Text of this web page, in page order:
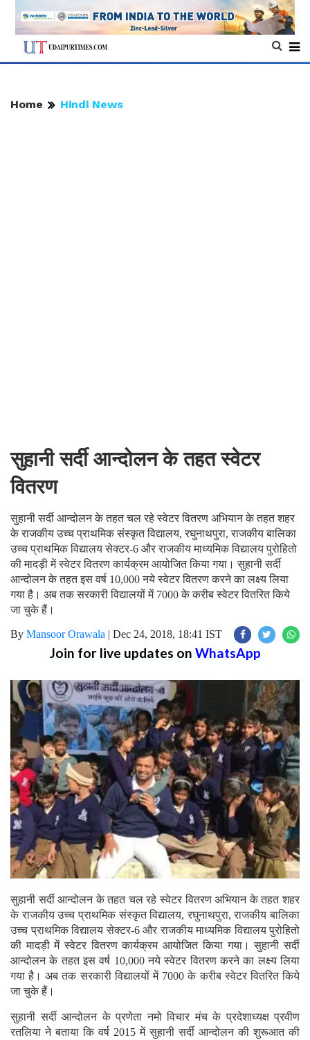
Home Hindi News
सुहानी सर्दी आन्दोलन के तहत स्वेटर
वितरण
सुहानी सर्दी आन्दोलन के तहत चल रहे स्वेटर वितरण अभियान के तहत शहर
के राजकीय उच्च प्राथमिक संस्कृत विद्यालय, रघुनाथपुरा, राजकीय बालिका
उच्च प्राथमिक विद्यालय सेक्टर-6 और राजकीय माध्यमिक विद्यालय पुरोहितो
की मादड़ी में स्वेटर वितरण कार्यक्रम आयोजित किया गया। सुहानी सर्दी
आन्दोलन के तहत इस वर्ष 10,000 नये स्वेटर वितरण करने का लक्ष्य लिया
गया है। अब तक सरकारी विद्यालयों में 7000 के करीब स्वेटर वितरित किये
जा चुके हैं।
By Mansoor Orawala | Dec 24, 2018, 18:41 IST
Join for live updates on WhatsApp
सुहानी सर्दी आन्दोलन के तहत चल रहे स्वेटर वितरण अभियान के तहत शहर
के राजकीय उच्च प्राथमिक संस्कृत विद्यालय, रघुनाथपुरा, राजकीय बालिका
उच्च प्राथमिक विद्यालय सेक्टर-6 और राजकीय माध्यमिक विद्यालय पुरोहितो
की मादड़ी में स्वेटर वितरण कार्यक्रम आयोजित किया गया। सुहानी सर्दी
आन्दोलन के तहत इस वर्ष 10,000 नये स्वेटर वितरण करने का लक्ष्य लिया
गया है। अब तक सरकारी विद्यालयों में 7000 के करीब स्वेटर वितरित किये
जा चुके हैं।
सुहानी सर्दी आन्दोलन के प्रणेता नमो विचार मंच के प्रदेशाध्यक्ष प्रवीण
रतलिया ने बताया कि वर्ष 2015 में सुहानी सर्दी आन्दोलन की शुरूआत की